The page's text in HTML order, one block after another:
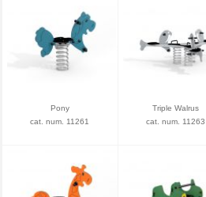
Pony
cat. num. 11261
Triple Walrus
cat. num. 11263